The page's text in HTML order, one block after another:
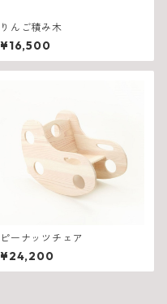
りんご積み木
¥16,500
ピーナッツチェア
¥24,200